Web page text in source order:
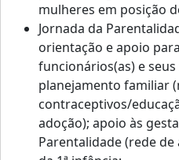
mulheres em posição
Jornada da
orientação e apoio
funcionários(as) e
planejamento familiar
contraceptivos/
adoção); apoio às
Parentalidade (rede